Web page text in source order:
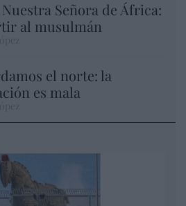
Señora de África:
al musulmán
el norte: la
es mala